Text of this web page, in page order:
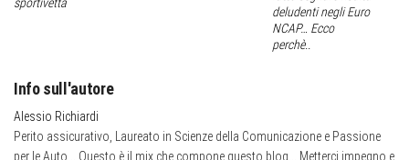
deludenti negli Euro
NCAP… Ecco
perchè..
Info sull'autore
Alessio Richiardi
Perito assicurativo, Laureato in Scienze della Comunicazione e Passione
per le Auto .. Questo è il mix che compone questo blog... Metterci impegno e